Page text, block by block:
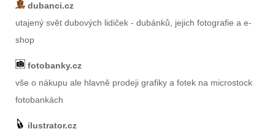
dubanci.cz
utajený svět dubových lidiček - dubánků, jejich fotografie a e-
shop
fotobanky.cz
vše o nákupu ale hlavně prodeji grafiky a fotek na microstock
fotobankách
ilustrator.cz